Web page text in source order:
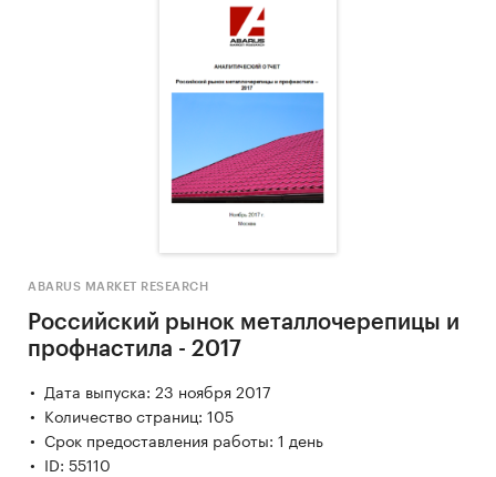
ABARUS MARKET RESEARCH
Российский рынок металлочерепицы и
профнастила - 2017
Дата выпуска: 23 ноября 2017
Количество страниц: 105
Срок предоставления работы: 1 день
ID: 55110